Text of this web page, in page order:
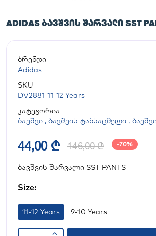
ADIDAS ᲑᲐᲕᲨᲕᲘᲡ ᲨᲐᲠᲕᲐᲚᲘ SST
ბრენდი
Adidas
SKU
DV2881-11-12 Years
კატეგორია
ბავშვი , ბავშვის ტანსაცმელი ,
44,00 ₾ 146,00 ₾ -70%
ბავშვის შარვალი SST PANTS
Size:
11-12 Years 9-10 Years